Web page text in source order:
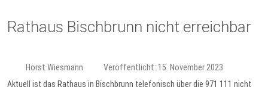
Rathaus Bischbrunn nicht erreichbar
Horst Wiesmann Veröffentlicht: 15. November 2023
Aktuell ist das Rathaus in Bischbrunn telefonisch über die 971 111 nicht